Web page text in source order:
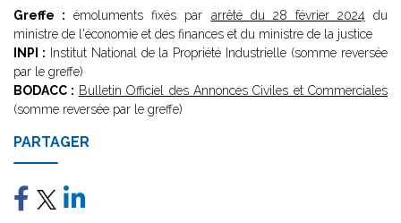
Greffe : émoluments fixés par arrêté du 28 février 2024 du
ministre de l'économie et des finances et du ministre de la justice
INPI : Institut National de la Propriété Industrielle (somme reversée
par le greffe)
BODACC : Bulletin Officiel des Annonces Civiles et Commerciales
(somme reversée par le greffe)
PARTAGER